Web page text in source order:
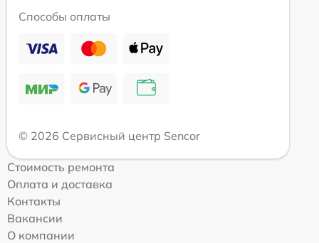
Способы оплаты
© 2026 Сервисный центр Sencor
Стоимость ремонта
Оплата и доставка
Контакты
Вакансии
О компании